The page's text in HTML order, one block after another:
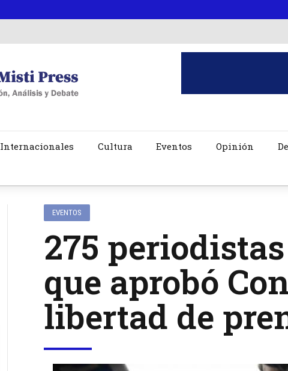
Internacionales Cultura Eventos Opinión
EVENTOS
275
que aprobó
libertad de